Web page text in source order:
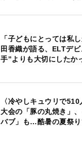
「子どもにとっては私
田香織が語る、ELTデ
手”よりも大切にしたか
〈冷やしキュウリで
大会の「豚の丸焼き」
バブ」も…酷暑の夏祭